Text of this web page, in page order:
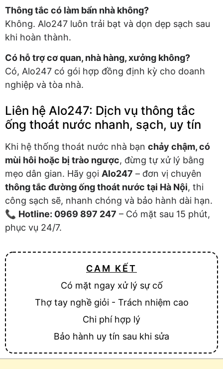
Thông tắc có làm bẩn nhà không?
Không. Alo247 luôn trải bạt và dọn dẹp sạch sau
khi hoàn thành.
Có hỗ trợ cơ quan, nhà hàng, xưởng không?
Có, Alo247 có gói hợp đồng định kỳ cho doanh
nghiệp và tòa nhà.
Liên hệ Alo247: Dịch vụ thông tắc
ống thoát nước nhanh, sạch, uy tín
Khi hệ thống thoát nước nhà bạn chảy chậm, có
mùi hôi hoặc bị trào ngược, đừng tự xử lý bằng
mẹo dân gian. Hãy gọi Alo247 – đơn vị chuyên
thông tắc đường ống thoát nước tại Hà Nội, thi
công sạch sẽ, nhanh chóng và bảo hành dài hạn.
📞 Hotline: 0969 897 247 – Có mặt sau 15 phút,
phục vụ 24/7.
CAM KẾT
Có mặt ngay xử lý sự cố
Thợ tay nghề giỏi - Trách nhiệm cao
Chi phí hợp lý
Bảo hành uy tín sau khi sửa